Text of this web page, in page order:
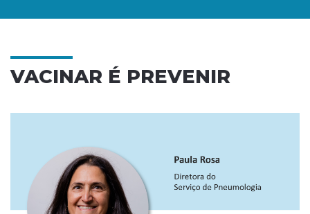
VACINAR É PREVENIR